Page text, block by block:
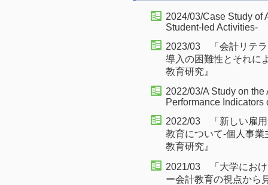
2024/03/Case Study of
Student-led Activities-
2023/03 「会計リテラ
導入の困難性とそれに
教育研究』
2022/03/A Study on
Performance
2022/03 「新しい雇用
教育について-個人事
教育研究』
2021/03 「大学におけ
ー会計教育の視点から